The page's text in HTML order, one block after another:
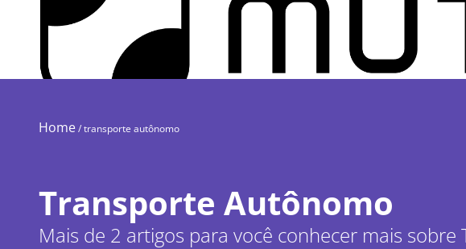
Home/transporte autônomo
Transporte Autônomo
Mais de 2 artigos para você conhecer mais